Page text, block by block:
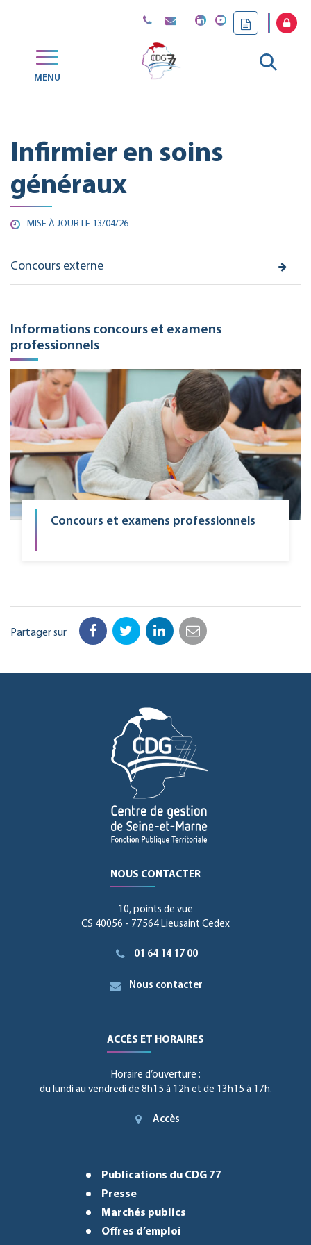
MENU
Aller
Infirmier en soins
généraux
MISE À JOUR LE 13/04/26
Concours externe
Informations concours et examens
professionnels
Concours et examens professionnels
Partager sur Facebook
TwitterLinkedIn
Email
NOUS CONTACTER
10, points de vue
CS 40056 - 77564 Lieusaint Cedex
01 64 14 17 00
Nous contacter
ACCÈS ET HORAIRES
Horaire d’ouverture :
du lundi au vendredi de 8h15 à 12h et de 13h15 à 17h.
Accès
Publications du CDG 77
Presse
Marchés publics
Offres d’emploi